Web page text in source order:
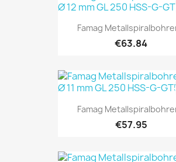
Famag
€63.84
Famag
€57.95